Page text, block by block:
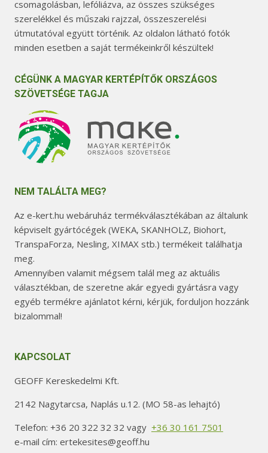
csomagolásban, lefóliázva, az összes szükséges
szerelékkel és műszaki rajzzal, összeszerelési
útmutatóval együtt történik. Az oldalon látható fotók
minden esetben a saját termékeinkről készültek!
CÉGÜNK A MAGYAR KERTÉPÍTŐK ORSZÁGOS
SZÖVETSÉGE TAGJA
NEM TALÁLTA MEG?
Az e-kert.hu webáruház termékválasztékában az általunk
képviselt gyártócégek (WEKA, SKANHOLZ, Biohort,
TranspaForza, Nesling, XIMAX stb.) termékeit találhatja
meg.
Amennyiben valamit mégsem talál meg az aktuális
választékban, de szeretne akár egyedi gyártásra vagy
egyéb termékre ajánlatot kérni, kérjük, forduljon hozzánk
bizalommal!
KAPCSOLAT
GEOFF Kereskedelmi Kft.
2142 Nagytarcsa, Naplás u.12. (MO 58-as lehajtó)
Telefon: +36 20 322 32 32 vagy +36 30 161 7501
e-mail cím: ertekesites@geoff.hu